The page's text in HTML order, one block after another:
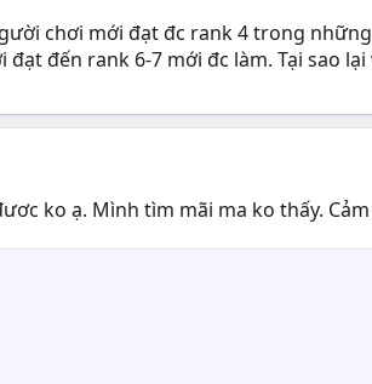
chơi mới đạt đc rank 4 trong
đến rank 6-7 mới đc làm. Tại sao
ko ạ. Mình tìm mãi ma ko thấy.